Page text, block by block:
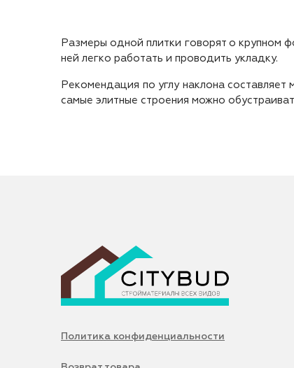
Размеры одной плитки говорят о крупном
ней легко работать и проводить укладку.
Рекомендация по углу наклона
самые элитные строения можно
Политика конфиденциальности